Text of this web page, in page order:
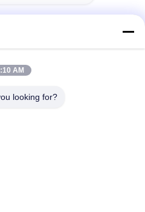
AM
looking for?